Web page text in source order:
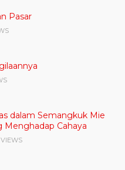
Pasar
dalam Semangkuk Mie
Menghadap Cahaya